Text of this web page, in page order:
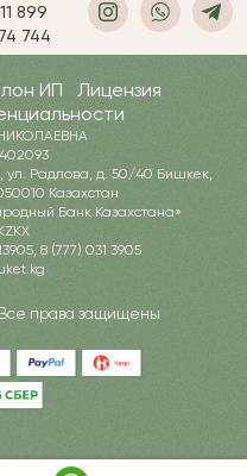
899
744
ИП
Лицензия
ул. Радлова, д. 50/40 Бишкек,
Казахстан
Банк Казахстана»
8 (777) 031 3905
права защищены